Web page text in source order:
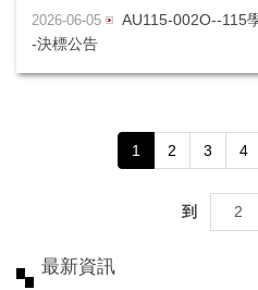
2026-06-05
AU115-002O--115
-決標公告
1 2 3 4
到
最新資訊